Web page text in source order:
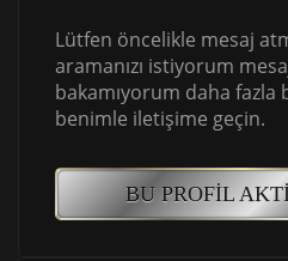
Lütfen öncelikle mesaj
aramanızı istiyorum
bakamıyorum daha fazla
benimle iletişime geçin.
BU PROFIL